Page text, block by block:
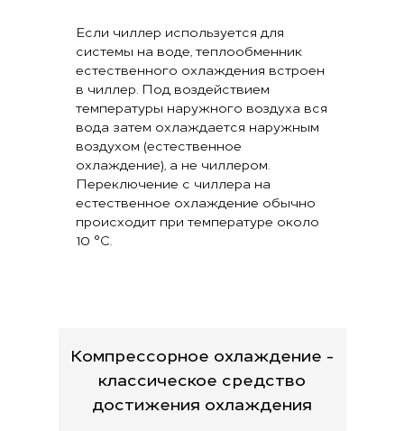
Посещаемость в классе
TeknDr. Деннис
Если чиллер используется для
системы на воде, теплообменник
естественного охлаждения встроен
в чиллер. Под воздействием
температуры наружного воздуха вся
вода затем охлаждается наружным
воздухом (естественное
охлаждение), а не чиллером.
Переключение с чиллера на
естественное охлаждение обычно
происходит при температуре около
10 °C.
Компрессорное охлаждение -
классическое средство
достижения охлаждения